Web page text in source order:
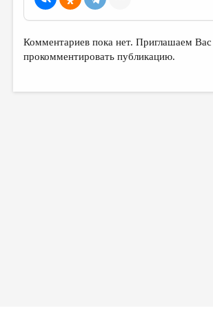
Комментариев пока нет. Приглашаем Вас
прокомментировать публикацию.